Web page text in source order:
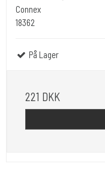
Connex
18362
På Lager
221 DKK